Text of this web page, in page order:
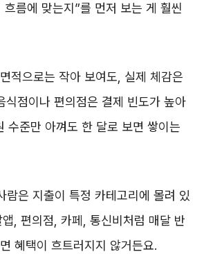
흐름에 맞는지”를 먼저 보는 게 훨씬
적으로는 작아 보여도, 실제 체감은
식점이나 편의점은 결제 빈도가 높아
수준만 아껴도 한 달로 보면 쌓이는
람은 지출이 특정 카테고리에 몰려 있
, 편의점, 카페, 통신비처럼 매달 반
혜택이 흐트러지지 않거든요.